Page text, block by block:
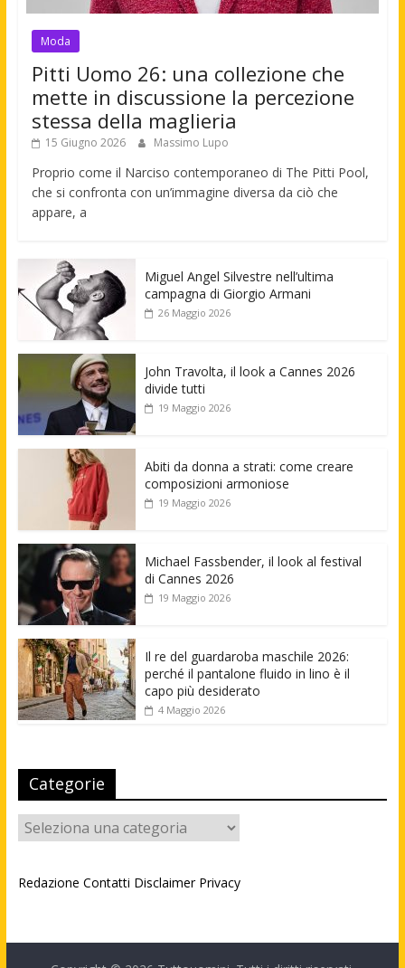
Moda
Pitti Uomo 26: una collezione che
mette in discussione la percezione
stessa della maglieria
15 Giugno 2026 Massimo Lupo
Proprio come il Narciso contemporaneo di The Pitti Pool,
che si confronta con un’immagine diversa da ciò che
appare, a
Miguel Angel Silvestre nell’ultima
campagna di Giorgio Armani
26 Maggio 2026
John Travolta, il look a Cannes 2026
divide tutti
19 Maggio 2026
Abiti da donna a strati: come creare
composizioni armoniose
19 Maggio 2026
Michael Fassbender, il look al festival
di Cannes 2026
19 Maggio 2026
Il re del guardaroba maschile 2026:
perché il pantalone fluido in lino è il
capo più desiderato
4 Maggio 2026
Categorie
Categorie
Redazione Contatti Disclaimer Privacy